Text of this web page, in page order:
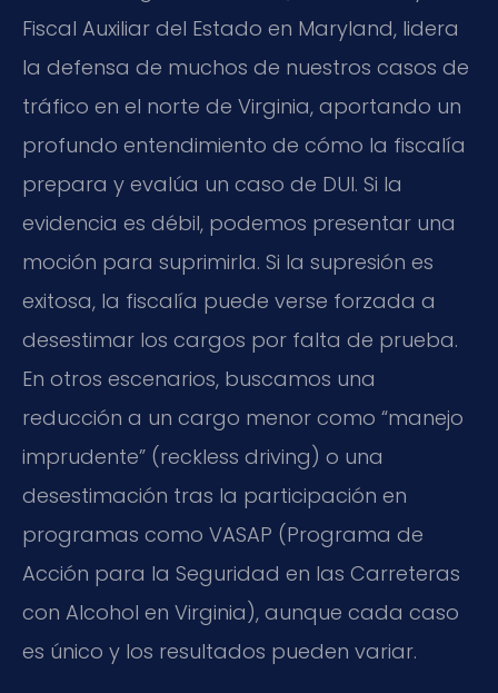
Fiscal Auxiliar del Estado en Maryland, lidera
la defensa de muchos de nuestros casos de
tráfico en el norte de Virginia, aportando un
profundo entendimiento de cómo la fiscalía
prepara y evalúa un caso de DUI. Si la
evidencia es débil, podemos presentar una
moción para suprimirla. Si la supresión es
exitosa, la fiscalía puede verse forzada a
desestimar los cargos por falta de prueba.
En otros escenarios, buscamos una
reducción a un cargo menor como “manejo
imprudente” (reckless driving) o una
desestimación tras la participación en
programas como VASAP (Programa de
Acción para la Seguridad en las Carreteras
con Alcohol en Virginia), aunque cada caso
es único y los resultados pueden variar.